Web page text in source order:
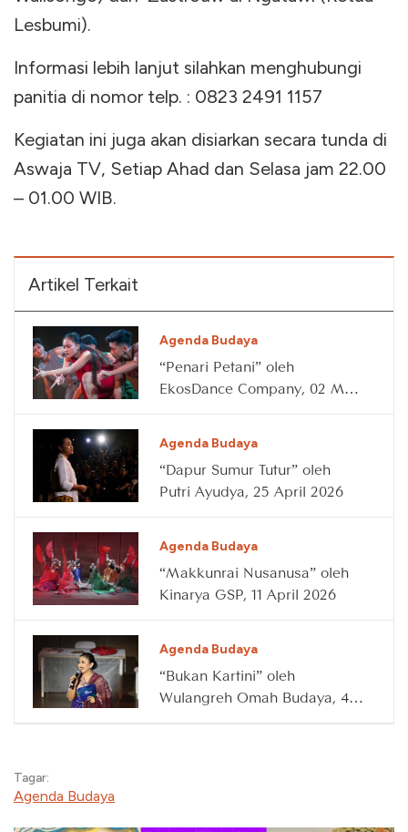
Lesbumi).
Informasi lebih lanjut silahkan menghubungi
panitia di nomor telp. : 0823 2491 1157
Kegiatan ini juga akan disiarkan secara tunda di
Aswaja TV, Setiap Ahad dan Selasa jam 22.00
– 01.00 WIB.
Artikel Terkait
Agenda Budaya
“Penari Petani” oleh
EkosDance Company, 02 May
Agenda Budaya
“Dapur Sumur Tutur” oleh
Putri Ayudya, 25 April 2026
Agenda Budaya
“Makkunrai Nusanusa” oleh
Kinarya GSP, 11 April 2026
Agenda Budaya
“Bukan Kartini” oleh
Wulangreh Omah Budaya, 4
Tagar:
Agenda Budaya